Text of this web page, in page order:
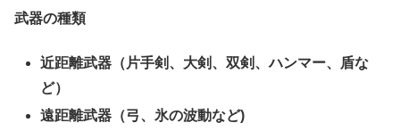
武器の種類
近距離武器（片手剣、大剣、双剣、ハンマー、盾な
ど）
遠距離武器（弓、氷の波動など)